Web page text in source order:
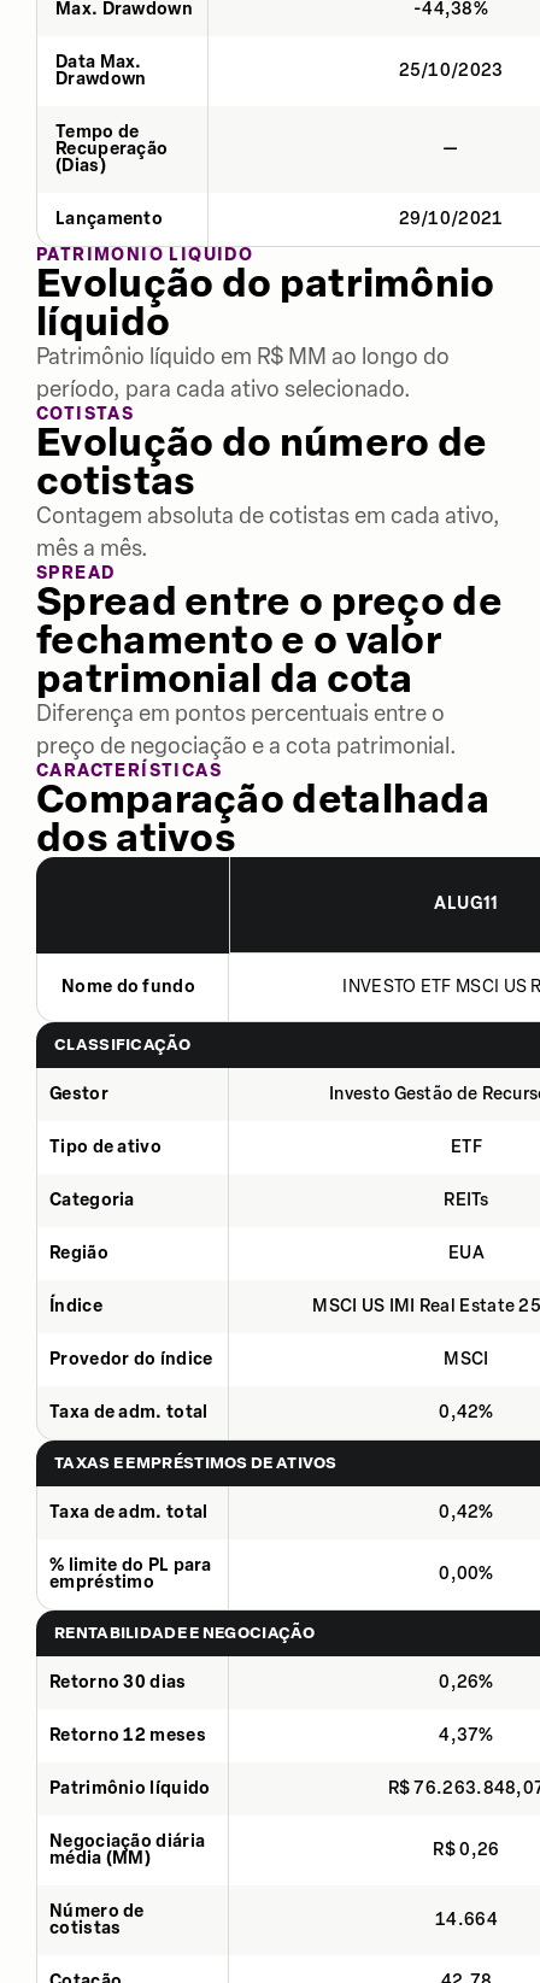
Max. Drawdown -44,38%
Data Max.
Drawdown
25/10/2023
Tempo de
Recuperação
(Dias)
—
Lançamento
29/10/2021
PATRIMÔNIO LÍQUIDO
Evolução do patrimônio
líquido
Patrimônio líquido em R$ MM ao longo do
período, para cada ativo selecionado.
COTISTAS
Evolução do número de
cotistas
Contagem absoluta de cotistas em cada ativo,
mês a mês.
SPREAD
Spread entre o preço de
fechamento e o valor
patrimonial da cota
Diferença em pontos percentuais entre o
preço de negociação e a cota patrimonial.
CARACTERÍSTICAS
Comparação detalhada
dos ativos
ALUG11
Nome do fundo INVESTO ETF MSCI US
CLASSIFICAÇÃO
Gestor Investo Gestão de
Tipo de ativo ETF
Categoria REITs
Região EUA
Índice MSCI US IMI Real Estate
Provedor do índice MSCI
Taxa de adm. total 0,42%
TAXAS E EMPRÉSTIMOS DE ATIVOS
Taxa de adm. total 0,42%
% limite do PL para
empréstimo
0,00%
RENTABILIDADE E NEGOCIAÇÃO
Retorno 30 dias 0,26%
Retorno 12 meses 4,37%
Patrimônio líquido R$
Negociação diária
média (MM)
R$ 0,26
Número de
cotistas
14.664